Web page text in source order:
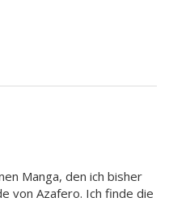
Manga, den ich bisher
von Azafero. Ich finde die